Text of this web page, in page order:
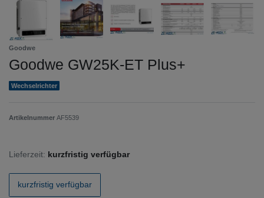
Goodwe
Goodwe GW25K-ET Plus+
Wechselrichter
Artikelnummer AF5539
Lieferzeit: kurzfristig verfügbar
kurzfristig verfügbar